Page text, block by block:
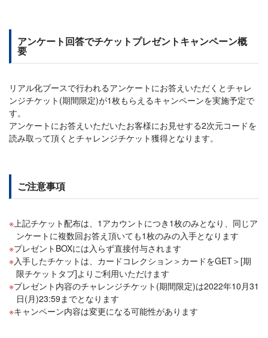
アンケート回答でチケットプレゼントキャンペーン概
要
リアル化ブースで行われるアンケートにお答えいただくとチャレ
ンジチケット(期間限定)が1枚もらえるキャンペーンを実施予定で
す。
アンケートにお答えいただいたお客様にお見せする2次元コードを
読み取って頂くとチャレンジチケット獲得となります。
ご注意事項
上記チケット配布は、1アカウントにつき1枚のみとなり、同じア
ンケートに複数回お答え頂いても1枚のみの入手となります
プレゼントBOXには入らず直接付与されます
入手したチケットは、カードコレクション＞カードをGET＞[期
限チケットタブ]よりご利用いただけます
プレゼント内容のチャレンジチケット(期間限定)は2022年10月31
日(月)23:59までとなります
キャンペーン内容は変更になる可能性があります